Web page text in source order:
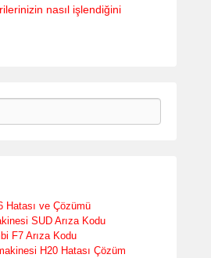
nasıl işlendiğini
Hatası ve Çözümü
SUD Arıza Kodu
F7 Arıza Kodu
H20 Hatası Çözüm